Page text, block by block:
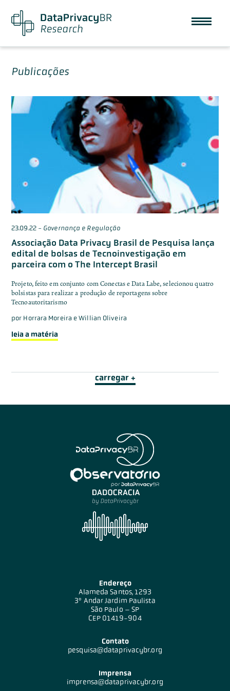
Publicações
23.09.22- Governança e Regulação
Associação Data Privacy Brasil de Pesquisa lança
edital de bolsas de Tecnoinvestigação em
parceira com o The Intercept Brasil
Projeto, feito em conjunto com Conectas e Data Labe, selecionou quatro
bolsistas para realizar a produção de reportagens sobre
Tecnoautoritarismo
por Horrara Moreira e Willian Oliveira
leia a matéria
carregar +
Endereço
Alameda Santos, 1293
3º Andar Jardim Paulista
São Paulo – SP
CEP 01419-904
Contato
pesquisa@dataprivacybr.org
Imprensa
imprensa@dataprivacybr.org